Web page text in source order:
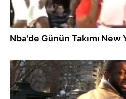
Nba'de Günün Takımı New
19.02.2015